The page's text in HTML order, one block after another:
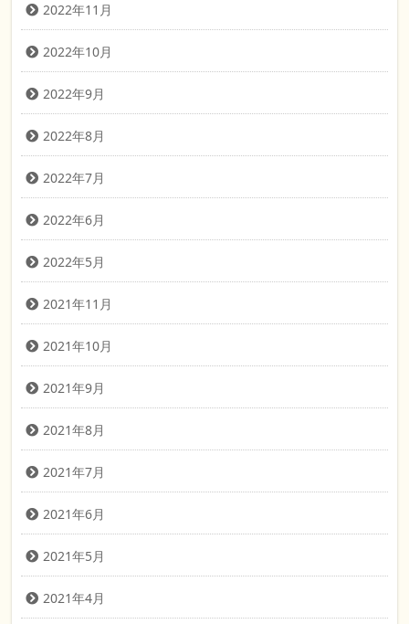
2022年11月
2022年10月
2022年9月
2022年8月
2022年7月
2022年6月
2022年5月
2021年11月
2021年10月
2021年9月
2021年8月
2021年7月
2021年6月
2021年5月
2021年4月